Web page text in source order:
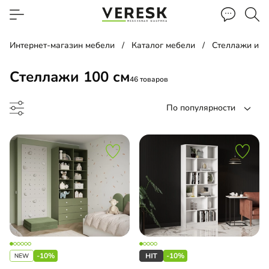
Интернет-магазин мебели Каталог мебели Стеллажи и
Стеллажи 100 см46 товаров
По популярности
до
-10% -10%